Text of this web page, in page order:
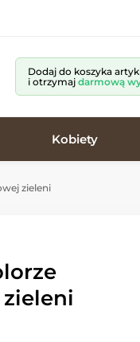
Dodaj do koszyka
i otrzymaj darmową
Kobiety
zieleni